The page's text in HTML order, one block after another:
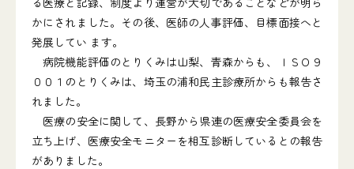
かにされました。その後、医師の人事評価、目標面接へと
発展してい ます。
病院機能評価のとりくみは山梨、青森からも、ＩＳＯ９
００１のとりくみは、埼玉の浦和民主診療所からも報告さ
れました。
医療の安全に関して、長野から県連の医療安全委員会を
立ち上げ、医療安全モニターを相互診断しているとの報告
がありました。